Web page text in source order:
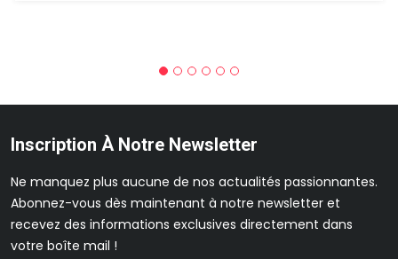
Inscription À Notre Newsletter
Ne manquez plus aucune de nos actualités passionnantes.
Abonnez-vous dès maintenant à notre newsletter et
recevez des informations exclusives directement dans
votre boîte mail !